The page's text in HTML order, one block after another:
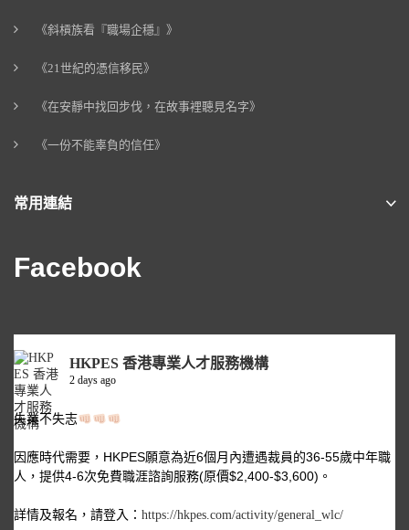
《斜槓族看『職場企穩』》
《21世紀的憑信移民》
《在安靜中找回步伐，在故事裡聽見名字》
《一份不能辜負的信任》
常用連結
Facebook
HKPES 香港專業人才服務機構
2 days ago
失業不失志
因應時代需要，HKPES願意為近6個月內遭遇裁員的36-55歲中年職
人，提供4-6次免費職涯諮詢服務(原價$2,400-$3,600)。
詳情及報名，請登入： https://hkpes.com/activity/general_wlc/